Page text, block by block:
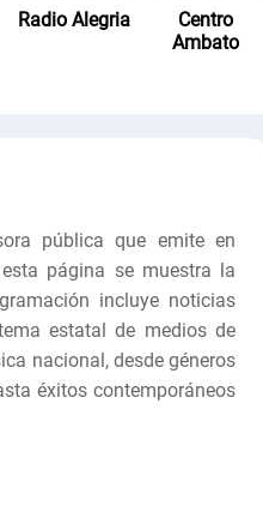
Radio Alegria
Centro
Ambato
pública que emite en
página se muestra la
incluye noticias
estatal de medios de
nacional, desde géneros
éxitos contemporáneos